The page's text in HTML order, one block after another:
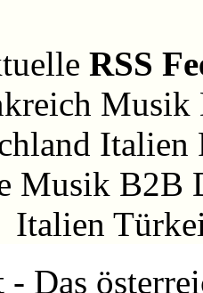
RSS
Musik
Italien
Musik B2B
Italien
- Das